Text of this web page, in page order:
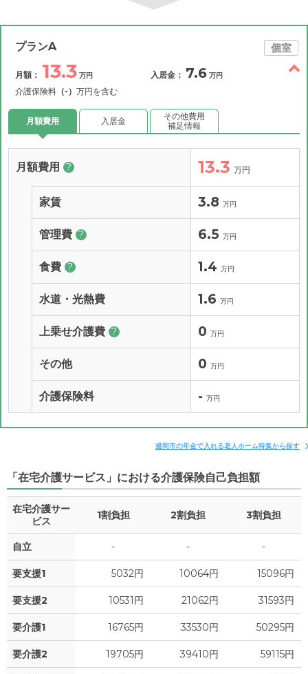
プランA 個室
月額： 13.3 万円
介護保険料 （-） 万円を含む
入居金： 7.6 万円
月額費用 入居金
その他費用
補足情報
月額費用 ? 13.3 万円
家賃 3.8 万円
管理費 ? 6.5 万円
食費 ? 1.4 万円
水道・光熱費 1.6 万円
上乗せ介護費 ? 0 万円
その他 0 万円
介護保険料 - 万円
盛岡市の年金で入れる老人ホーム特集から探す
「在宅介護サービス」における介護保険自己負担額
在宅介護サー
ビス
1割負担 2割負担 3割負担
自立 - - -
要支援1 5032円 10064円 15096円
要支援2 10531円 21062円 31593円
要介護1 16765円 33530円 50295円
要介護2 19705円 39410円 59115円